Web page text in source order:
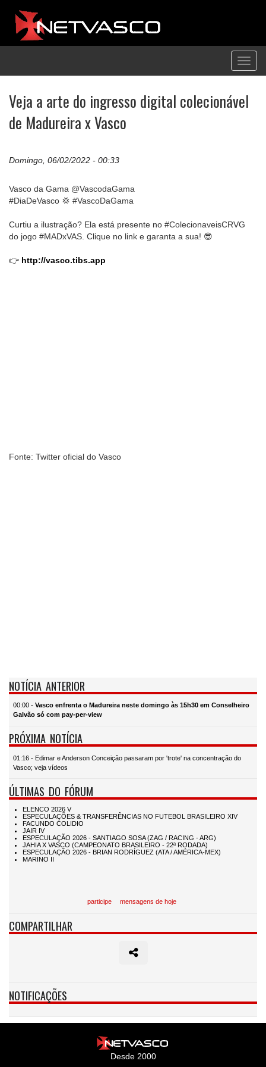
Veja a arte do ingresso digital colecionável
de Madureira x Vasco
Domingo, 06/02/2022 - 00:33
Vasco da Gama @VascodaGama
#DiaDeVasco 💢 #VascoDaGama
Curtiu a ilustração? Ela está presente no #ColecionaveisCRVG
do jogo #MADxVAS. Clique no link e garanta a sua! 😎
👉 http://vasco.tibs.app
Fonte: Twitter oficial do Vasco
NOTÍCIA ANTERIOR
00:00 - Vasco enfrenta o Madureira neste domingo às 15h30 em Conselheiro
Galvão só com pay-per-view
PRÓXIMA NOTÍCIA
01:16 - Edimar e Anderson Conceição passaram por 'trote' na concentração do
Vasco; veja vídeos
ÚLTIMAS DO FÓRUM
participe mensagens de hoje
COMPARTILHAR
NOTIFICAÇÕES
Desde 2000